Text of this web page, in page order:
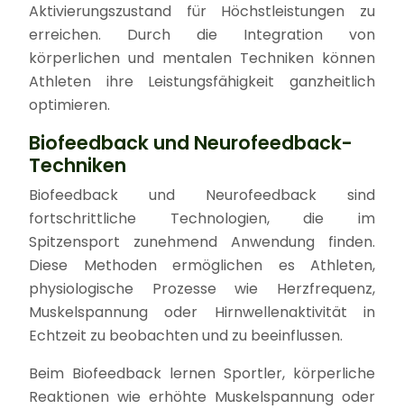
Aktivierungszustand für Höchstleistungen zu
erreichen. Durch die Integration von
körperlichen und mentalen Techniken können
Athleten ihre Leistungsfähigkeit ganzheitlich
optimieren.
Biofeedback und Neurofeedback-
Techniken
Biofeedback und Neurofeedback sind
fortschrittliche Technologien, die im
Spitzensport zunehmend Anwendung finden.
Diese Methoden ermöglichen es Athleten,
physiologische Prozesse wie Herzfrequenz,
Muskelspannung oder Hirnwellenaktivität in
Echtzeit zu beobachten und zu beeinflussen.
Beim Biofeedback lernen Sportler, körperliche
Reaktionen wie erhöhte Muskelspannung oder